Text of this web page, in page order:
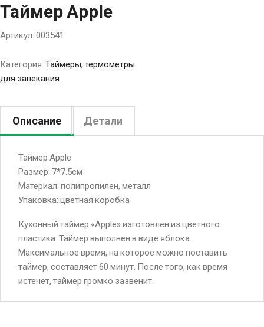
Таймер Apple
Артикул: 003541
Категория: Таймеры, термометры
для запекания
Описание Детали
Таймер Apple
Размер: 7*7.5см
Материал: полипропилен, металл
Упаковка: цветная коробка
Кухонный таймер «Apple» изготовлен из цветного
пластика. Таймер выполнен в виде яблока.
Максимальное время, на которое можно поставить
таймер, составляет 60 минут. После того, как время
истечет, таймер громко зазвенит.